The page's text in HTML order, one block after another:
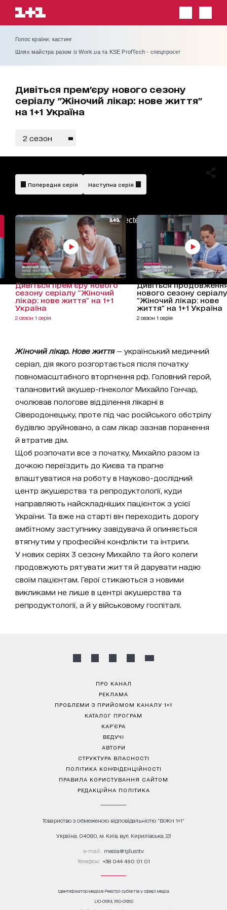
Голос країни: кастинг
Шлях майстра разом із Work.ua та KSE ProfTech - спецпроєкт
Дивіться прем'єру нового сезону
серіалу "Жіночий лікар: нове життя"
на 1+1 Україна
2 сезон
AdBlockDetected!
Попередня серія Наступна серія
Дивіться прем'єру нового
сезону серіалу "Жіночий
лікар: нове життя" на 1+1
Україна
2 сезон 1 серія
Дивіться
нового сезону серіалу
"Жіночий лікар: нове
життя" на 1+1 Україна
2 сезон 1 серія
Жіночий лікар. Нове життя — український медичний
серіал, дія якого розгортається після початку
повномасштабного вторгнення рф. Головний герой,
талановитий акушер-гінеколог Михайло Гончар,
очолював пологове відділення лікарні в
Сіверодонецьку, проте під час російського обстрілу
будівлю зруйновано, а сам лікар зазнав поранення
й втратив дім.
Щоб розпочати все з початку, Михайло разом із
дочкою переїздить до Києва та прагне
влаштуватися на роботу в Науково-дослідний
центр акушерства та репродуктології, куди
направляють найскладніших пацієнток з усієї
України. Та вже на старті він переходить дорогу
амбітному заступнику завідувача й опиняється
втягнутим у професійні конфлікти та інтриги.
У нових серіях 3 сезону Михайло та його колеги
продовжують рятувати життя й дарувати надію
своїм пацієнтам. Герої стикаються з новими
викликами не лише в центрі акушерства та
репродуктології, а й у військовому госпіталі.
ПРО КАНАЛ
РЕКЛАМА
ПРОБЛЕМИ З ПРИЙОМОМ КАНАЛУ 1+1
КАТАЛОГ ПРОГРАМ
КАР’ЄРА
ВЕДУЧІ
АВТОРИ
СТРУКТУРА ВЛАСНОСТІ
ПОЛІТИКА КОНФІДЕНЦІЙНОСТІ
ПРАВИЛА КОРИСТУВАННЯ САЙТОМ
РЕДАКЦІЙНА ПОЛІТИКА
Товариство з обмеженою відповідальністю "ВІЖН 1+1"
Україна, 04080, м. Київ, вул. Кирилівська, 23
е-mail: media@1plus1.tv
Телефон: +38 044 490 01 01
Ідентифікатор медіа в Реєстрі суб’єктів у сфері медіа:
L10-01914, R10-01810